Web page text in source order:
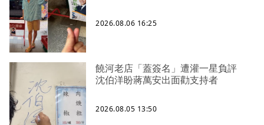
2026.08.06 16:25
饒河老店「蓋簽名」遭灌一星負評
沈伯洋盼蔣萬安出面勸支持者
2026.08.05 13:50